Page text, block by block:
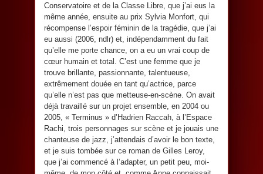
Conservatoire et de la Classe Libre, que j’ai eus la
même année, ensuite au prix Sylvia Monfort, qui
récompense l’espoir féminin de la tragédie, que j’ai
eu aussi (2006, ndlr) et, indépendamment du fait
qu’elle me porte chance, on a eu un vrai coup de
cœur humain et total. C’est une femme que je
trouve brillante, passionnante, talentueuse,
extrêmement douée en tant qu’actrice, parce
qu’elle n’est pas que metteuse-en-scène. On avait
déjà travaillé sur un projet ensemble, en 2004 ou
2005, « Terminus » d’Hadrien Raccah, à l’Espace
Rachi, trois personnages sur scène et je jouais une
chanteuse de jazz, j’attendais d’avoir le bon texte,
et je suis tombée sur ce roman de Gilles Leroy,
que j’ai commencé à l’adapter, un petit peu, moi-